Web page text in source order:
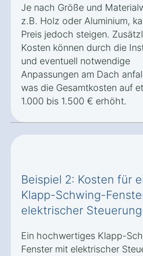
Je nach Größe und
z.B. Holz oder Aluminium,
Preis jedoch steigen.
Kosten können durch die
und eventuell notwendige
Anpassungen am Dach
was die Gesamtkosten auf
1.000 bis 1.500 € erhöht.
Beispiel 2: Kosten für
Klapp-Schwing-
elektrischer Steuerung
Ein hochwertiges Klapp-
Fenster mit elektrischer